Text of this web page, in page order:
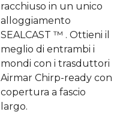
racchiuso in un unico
alloggiamento
SEALCAST ™ . Ottieni il
meglio di entrambi i
mondi con i trasduttori
Airmar Chirp-ready con
copertura a fascio
largo.